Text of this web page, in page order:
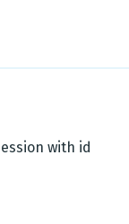
with id